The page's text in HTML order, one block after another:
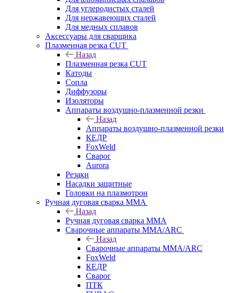
Для углеродистых сталей
Для нержавеющих сталей
Для медных сплавов
Аксессуары для сварщика
Плазменная резка CUT
Назад
Плазменная резка CUT
Катоды
Сопла
Диффузоры
Изоляторы
Аппараты воздушно-плазменной резки
Назад
Аппараты воздушно-плазменной резки
КЕДР
FoxWeld
Сварог
Aurora
Резаки
Насадки защитные
Головки на плазмотрон
Ручная дуговая сварка MMA
Назад
Ручная дуговая сварка MMA
Сварочные аппараты MMA/ARC
Назад
Сварочные аппараты MMA/ARC
FoxWeld
КЕДР
Сварог
ПТК